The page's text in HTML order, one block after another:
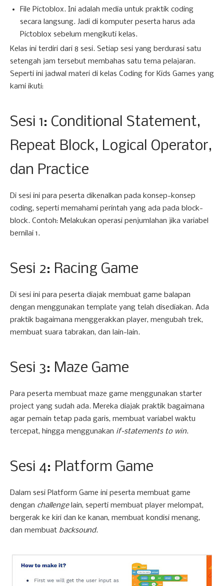
File Pictoblox. Ini adalah media untuk praktik coding
secara langsung. Jadi di komputer peserta harus ada
Pictoblox sebelum mengikuti kelas.
Kelas ini terdiri dari 8 sesi. Setiap sesi yang berdurasi satu
setengah jam tersebut membahas satu tema pelajaran.
Seperti ini jadwal materi di kelas Coding for Kids Games yang
kami ikuti:
Sesi 1: Conditional Statement,
Repeat Block, Logical Operator,
dan Practice
Di sesi ini para peserta dikenalkan pada konsep-konsep
coding, seperti memahami perintah yang ada pada block-
block. Contoh: Melakukan operasi penjumlahan jika variabel
bernilai 1.
Sesi 2: Racing Game
Di sesi ini para peserta diajak membuat game balapan
dengan menggunakan template yang telah disediakan. Ada
praktik bagaimana menggerakkan player, mengubah trek,
membuat suara tabrakan, dan lain-lain.
Sesi 3: Maze Game
Para peserta membuat maze game menggunakan starter
project yang sudah ada. Mereka diajak praktik bagaimana
agar pemain tetap pada garis, membuat variabel waktu
tercepat, hingga menggunakan if-statements to win.
Sesi 4: Platform Game
Dalam sesi Platform Game ini peserta membuat game
dengan challenge lain, seperti membuat player melompat,
bergerak ke kiri dan ke kanan, membuat kondisi menang,
dan membuat backsound.